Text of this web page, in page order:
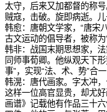
太守，后来又加都督的称
贼寇，击破。旋即病逝。
韩愈：唐朝文学家，“唐宋
古文运动的倡导者，被称为
韩非：战国末期思想家，
同师事荀卿。他纵观天下
事”，实现“法、术、势”合
韩滉：唐代画家。字太冲
这样一位高官显贵，却尤
画谱》记载他有作品三十